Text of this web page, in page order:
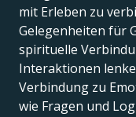
mit Erleben zu
Gelegenheiten für
spirituelle
Interaktionen
Verbindung zu
wie Fragen und